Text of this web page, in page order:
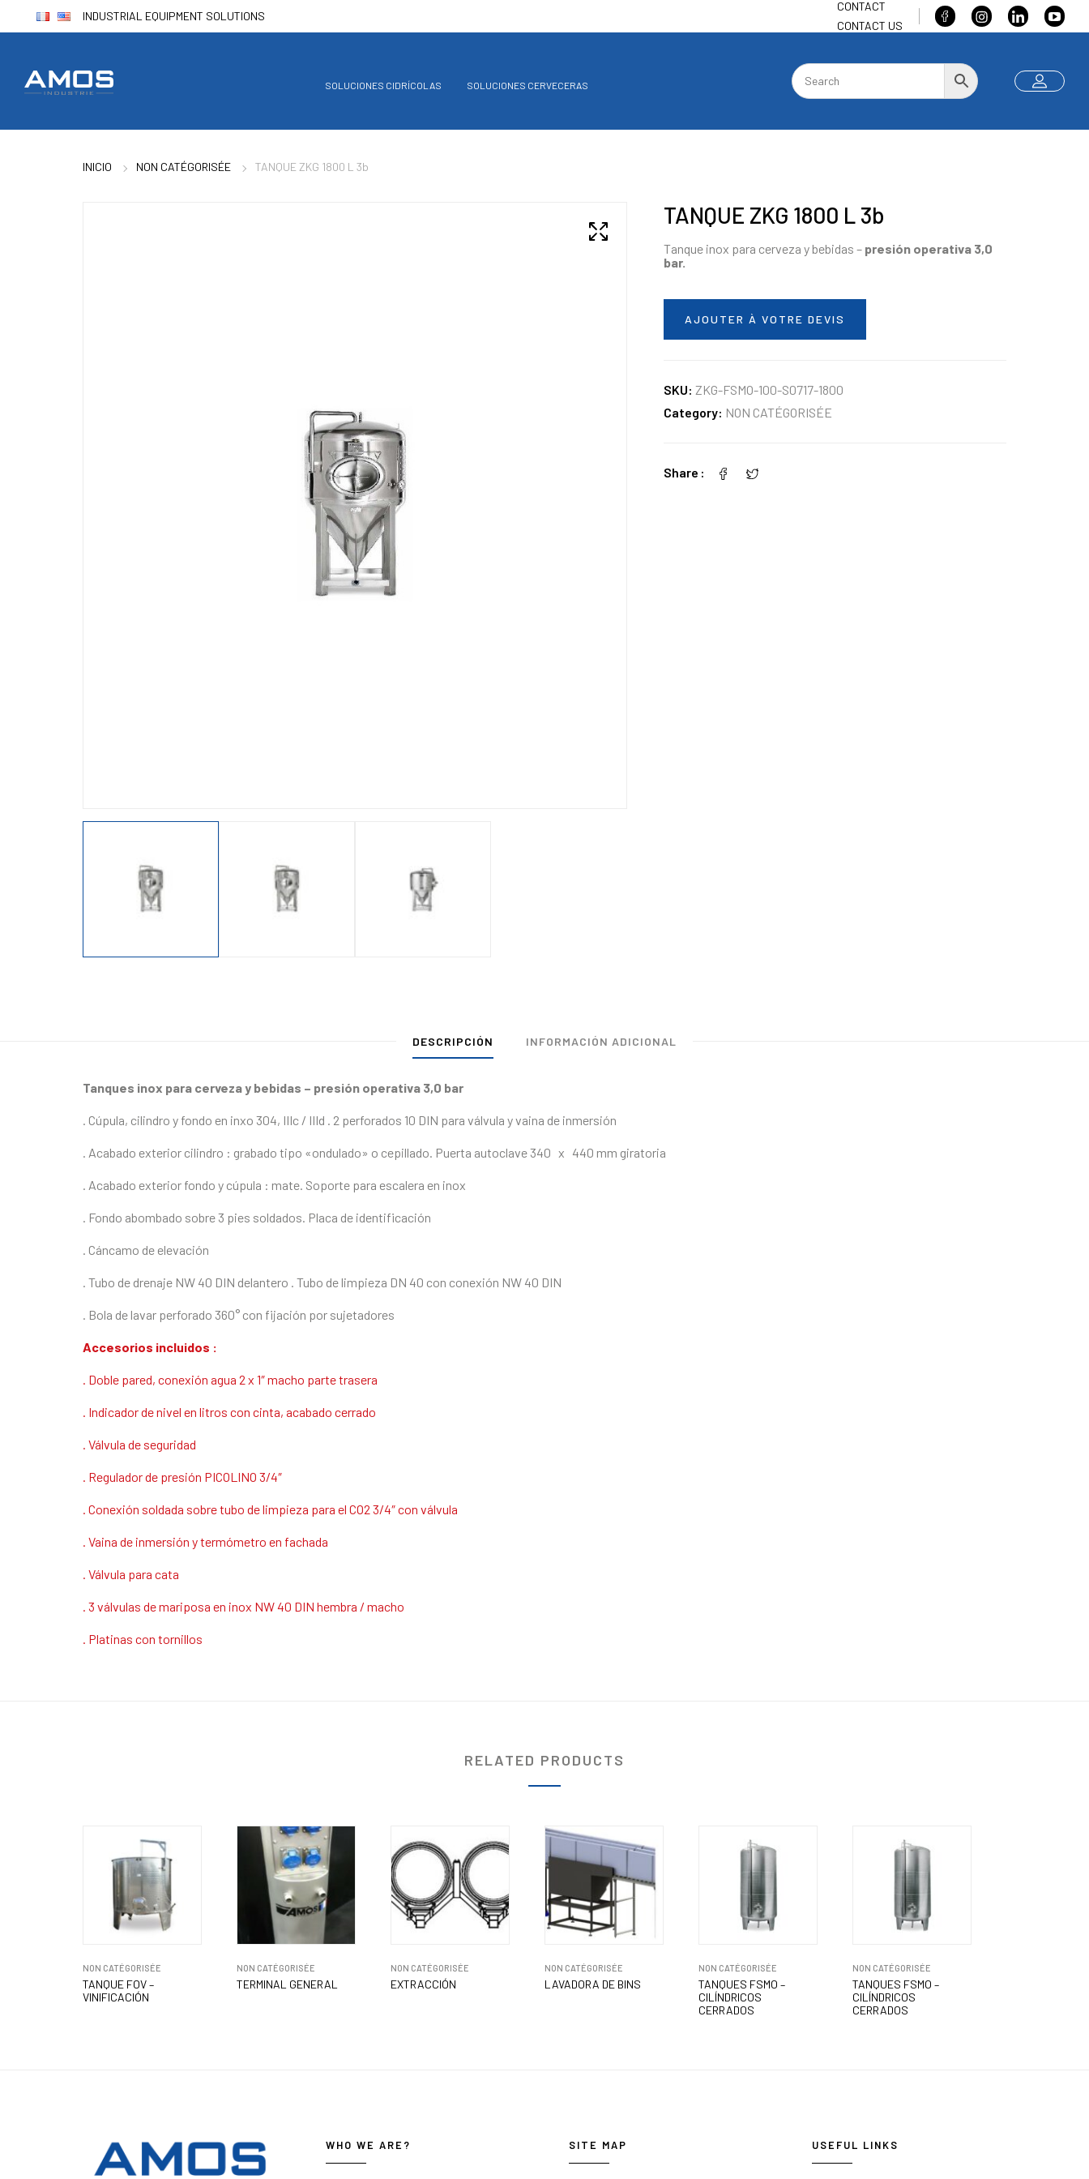
INDUSTRIAL EQUIPMENT SOLUTIONS
CONTACT
CONTACT US
SOLUCIONES CIDRÍCOLAS SOLUCIONES CERVECERAS
INICIO NON CATÉGORISÉE TANQUE ZKG 1800 L 3b
TANQUE ZKG 1800 L 3b
Tanque inox para cerveza y bebidas – presión operativa 3,0
bar.
AJOUTER À VOTRE DEVIS
SKU: ZKG-FSMO-100-S0717-1800
Category: NON CATÉGORISÉE
Share
DESCRIPCIÓN INFORMACIÓN ADICIONAL
Tanques inox para cerveza y bebidas – presión operativa 3,0 bar
. Cúpula, cilindro y fondo en inxo 304, IIIc / IIId . 2 perforados 10 DIN para válvula y vaina de inmersión
. Acabado exterior cilindro : grabado tipo «ondulado» o cepillado. Puerta autoclave 340 x 440 mm giratoria
. Acabado exterior fondo y cúpula : mate. Soporte para escalera en inox
. Fondo abombado sobre 3 pies soldados. Placa de identificación
. Cáncamo de elevación
. Tubo de drenaje NW 40 DIN delantero . Tubo de limpieza DN 40 con conexión NW 40 DIN
. Bola de lavar perforado 360° con fijación por sujetadores
Accesorios incluidos :
. Doble pared, conexión agua 2 x 1″ macho parte trasera
. Indicador de nivel en litros con cinta, acabado cerrado
. Válvula de seguridad
. Regulador de presión PICOLINO 3/4″
. Conexión soldada sobre tubo de limpieza para el CO2 3/4″ con válvula
. Vaina de inmersión y termómetro en fachada
. Válvula para cata
. 3 válvulas de mariposa en inox NW 40 DIN hembra / macho
. Platinas con tornillos
RELATED PRODUCTS
NON CATÉGORISÉE
TANQUE FOV –
VINIFICACIÓN
NON CATÉGORISÉE
TERMINAL GENERAL
NON CATÉGORISÉE
EXTRACCIÓN
NON CATÉGORISÉE
LAVADORA DE BINS
NON CATÉGORISÉE
TANQUES FSMO –
CILÍNDRICOS
CERRADOS
NON CATÉGORISÉE
TANQUES FSMO –
CILÍNDRICOS
CERRADOS
WHO WE ARE? SITE MAP USEFUL LINKS